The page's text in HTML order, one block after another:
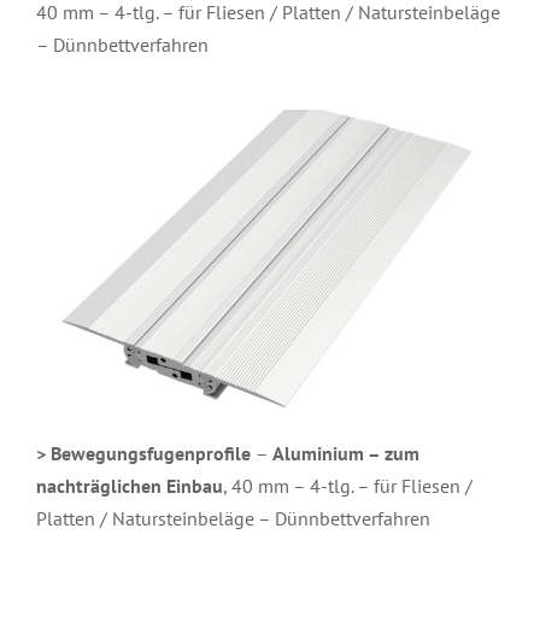
40 mm – 4-tlg. – für Fliesen / Platten / Natursteinbeläge
– Dünnbettverfahren
> Bewegungsfugenprofile – Aluminium – zum
nachträglichen Einbau, 40 mm – 4-tlg. – für Fliesen /
Platten / Natursteinbeläge – Dünnbettverfahren